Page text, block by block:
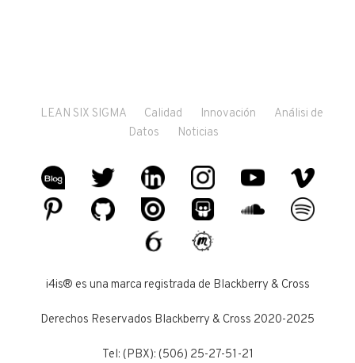
LEAN SIX SIGMA Calidad Innovación
Análisi de
Datos
Noticias
i4is® es una marca registrada de Blackberry & Cross
Derechos Reservados Blackberry & Cross 2020-2025
Tel: (PBX): (506) 25-27-51-21